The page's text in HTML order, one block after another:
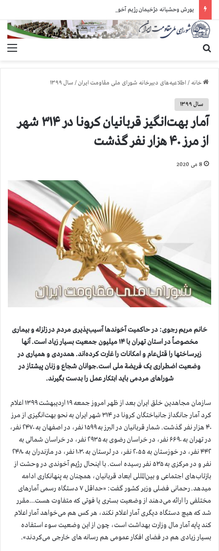
خانه / اطلاعیه‌های دبیرخانه شورای ملی مقاومت ایران/ سال ۱۳۹۹
سال ۱۳۹۹
آمار بهت‌انگیز قربانیان کرونا در ۳۱۴ شهر
از مرز ۴۰ هزار نفر گذشت
8 می 2020
خانم مریم رجوی: در حاکمیت آخوندها آسیب‌پذیری مردم در زلزله و بیماری
مخصوصاً در استان تهران با ۱۴ میلیون جمعیت بسیار زیاد است. آنها
زیرساختها را قتل‌عام و امکانات را غارت کرده‌اند. همدردی و همیاری در
وضعیت اضطراری یک فریضة ملی است.جوانان شجاع و زنان پیشتاز در
شوراهای مردمی باید ابتکار عمل را بدست بگیرند.
سازمان مجاهدین خلق ایران بعد از ظهر امروز جمعه ۱۹ اردیبهشت ۱۳۹۹ اعلام
کرد آمار جانگداز جانباختگان کرونا در ۳۱۴ شهر ایران به نحو بهت‌انگیزی از مرز
۴۰ هزار نفر گذشت. شمار قربانیان در البرز به ۱۵۹۹ نفر، در اصفهان به ۲۴۷۰ نفر،
در تهران به ۶۶۹۰ نفر، در خراسان رضوی به ۲۹۳۵ نفر، در خراسان شمالی به
۴۴۲ نفر، در خوزستان به ۲۰۵۵ نفر، در لرستان به ۱۰۳۰ نفر، در مازندران به ۲۴۸۰
نفر و در مرکزی به ۵۳۵ نفر رسیده است. با اینحال رژیم آخوندی در وحشت از
بازتاب‌های اجتماعی و بین‌المللی ابعاد قربانیان، همچنان به پنهانکاری ادامه
میدهد. رحمانی فضلی وزیر کشور گفت: «حداقل ۷ دستگاه رسمی آمارهای
مختلفی را ارائه می‌دهند از وضعیت بستری یا فوتی که متفاوت هست…مقرر
شد که هیچ دستگاه دیگری آمار اعلام نکند، هر کس هم می‌خواهد آمار اعلام
کند پایه آمار مال وزارت بهداشت است، چون از این وضعیت سوء استفاده
بسیار زیادی هم در فضای افکار عمومی هم رسانه های خارجی می‌کردند».